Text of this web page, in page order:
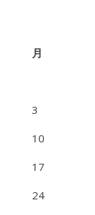
月
3
10
17
24